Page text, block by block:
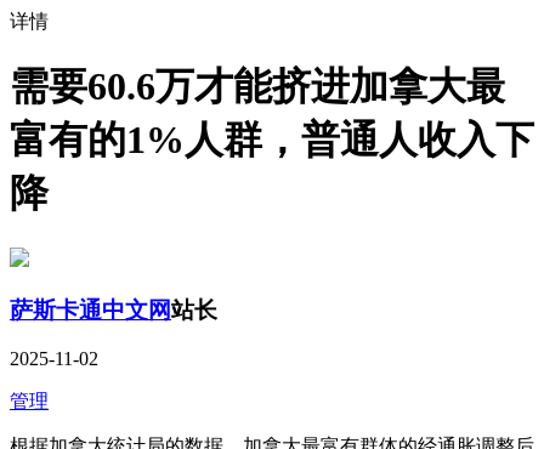
详情
需要60.6万才能挤进加拿大最
富有的1%人群，普通人收入下
降
萨斯卡通中文网站长
2025-11-02
管理